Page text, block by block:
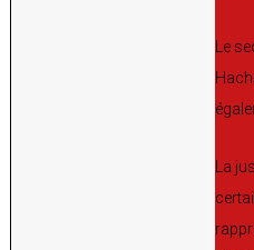
Le
La